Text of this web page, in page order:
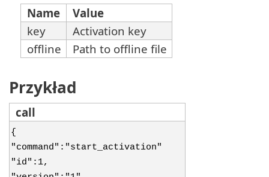
Name
Value
key
Activation key
offline
Path to offline file
Przykład
call
{
"command":"start_activation"
"id":1,